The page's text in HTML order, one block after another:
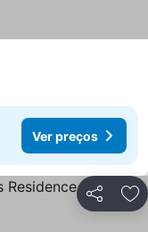
Ver preços
Partilhar